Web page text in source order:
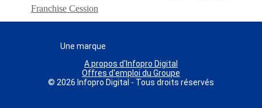
Franchise Cession
Une marque
A propos d'Infopro Digital
Offres d'emploi du Groupe
© 2026 Infopro Digital - Tous droits réservés